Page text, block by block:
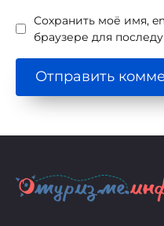
Сохранить моё имя,
браузере для